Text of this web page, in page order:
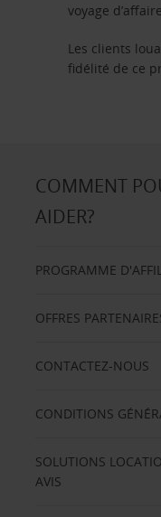
voyage
Les clients
fidélité de ce
COMMENT
AIDER?
PROGRAMME
OFFRES
CONTACTEZ-NOUS
CONDITIONS
SOLUTIONS
AVIS